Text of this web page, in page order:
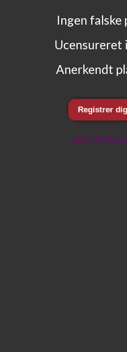
Ingen falske
Ucensureret
Anerkendt
Registrer
Læs